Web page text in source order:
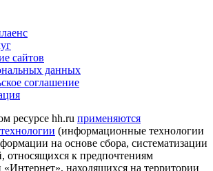
сайтов
данных
соглашение
ресурсе hh.ru применяются
(информационные технологии
на основе сбора, систематизации
относящихся к предпочтениям
«Интернет», находящихся на территории